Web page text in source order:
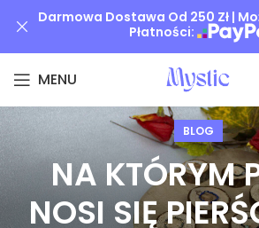
MENU
BLOG
NA KTÓRYM
NOSI SIĘ
Darmowa Dostawa Od 250 Zł |
Płatności: